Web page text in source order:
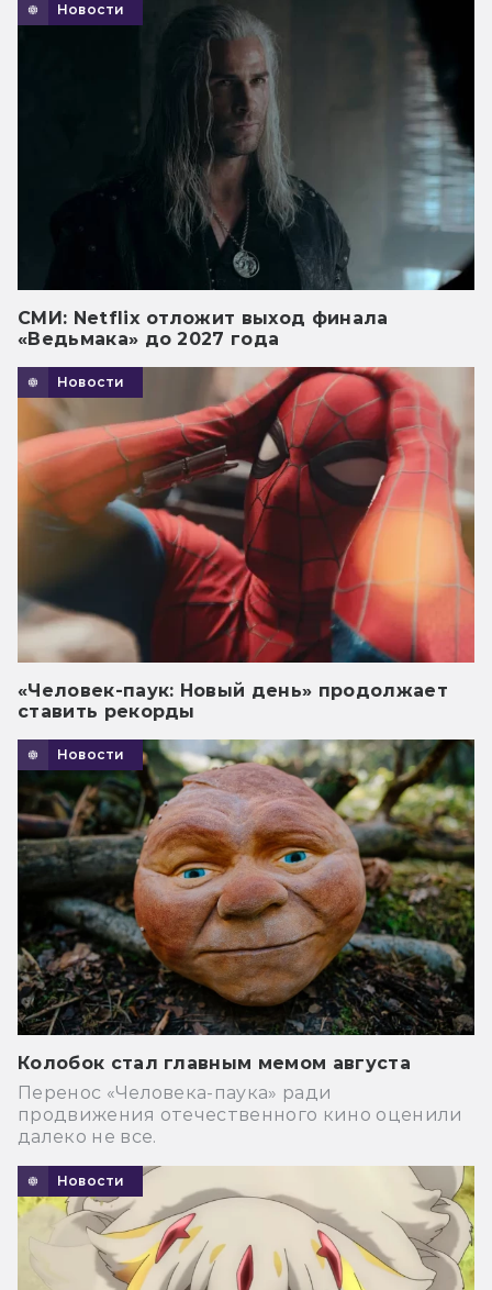
Новости
СМИ: Netflix отложит выход финала
«Ведьмака» до 2027 года
Новости
«Человек-паук: Новый день» продолжает
ставить рекорды
Новости
Колобок стал главным мемом августа
Перенос «Человека-паука» ради
продвижения отечественного кино оценили
далеко не все.
Новости